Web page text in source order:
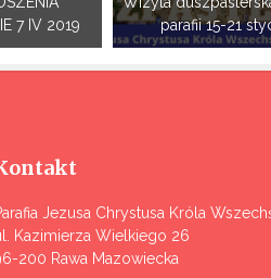
7 IV 2019
parafii 15-21
Jezusa Chrystusa Króla
Kazimierza Wielkiego 26
200 Rawa Mazowiecka